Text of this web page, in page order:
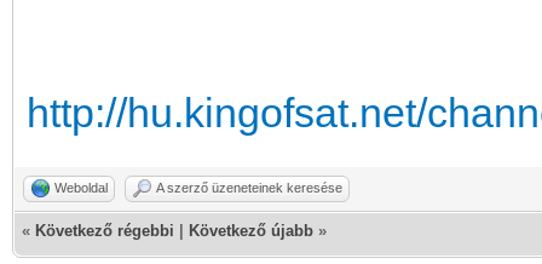
http://hu.kingofsat.net/
Weboldal A szerző üzeneteinek keresése
« Következő régebbi Következő újabb »